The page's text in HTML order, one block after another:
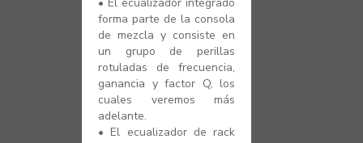
forma parte de la consola
de mezcla y consiste en
un grupo de perillas
rotuladas de frecuencia,
ganancia y factor Q, los
cuales veremos más
adelante.
• El ecualizador de rack